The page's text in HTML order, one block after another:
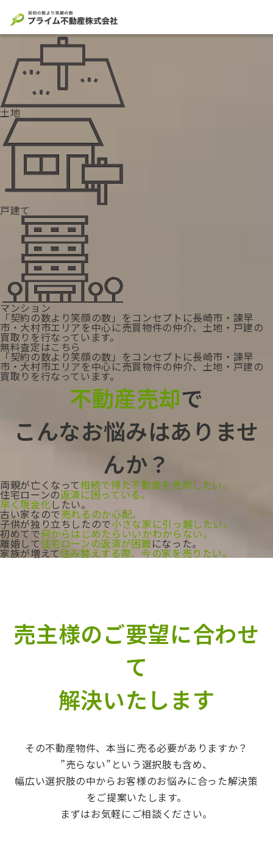
「プライム不動産」へ
土地
戸建て
マンション
「契約の数より笑顔の数」をコンセプトに長崎市・諫早
市・大村市エリアを中心に売買物件の仲介、土地・戸建の
買取りを行なっています。
無料査定はこちら
「契約の数より笑顔の数」をコンセプトに長崎市・諫早
市・大村市エリアを中心に売買物件の仲介、土地・戸建の
買取りを行なっています。
不動産売却で
こんなお悩みはありませ
んか？
両親が亡くなって相続で得た不動産を売却したい。
住宅ローンの返済に困っている。
早く現金化 したい。
古い家なので売れるのか心配。
子供が独り立ちしたので小さな家に引っ越したい。
初めてで何からはじめたらいいかわからない。
離婚して住宅ローンの返済が困難になった。
家族が増えて住み替えする際、今の家を売りたい。
売主様のご要望に合わせ
て
解決いたします
その不動産物件、本当に売る必要がありますか？
”売らない”という選択肢も含め、
幅広い選択肢の中からお客様のお悩みに合った解決策
をご提案いたします。
まずはお気軽にご相談ください。